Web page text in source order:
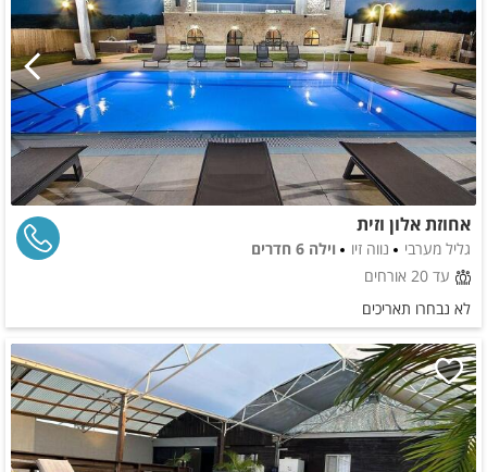
אחוזת אלון וזית
גליל מערבי נווה זיו
וילה 6 חדרים
עד 20 אורחים
לא נבחרו תאריכים